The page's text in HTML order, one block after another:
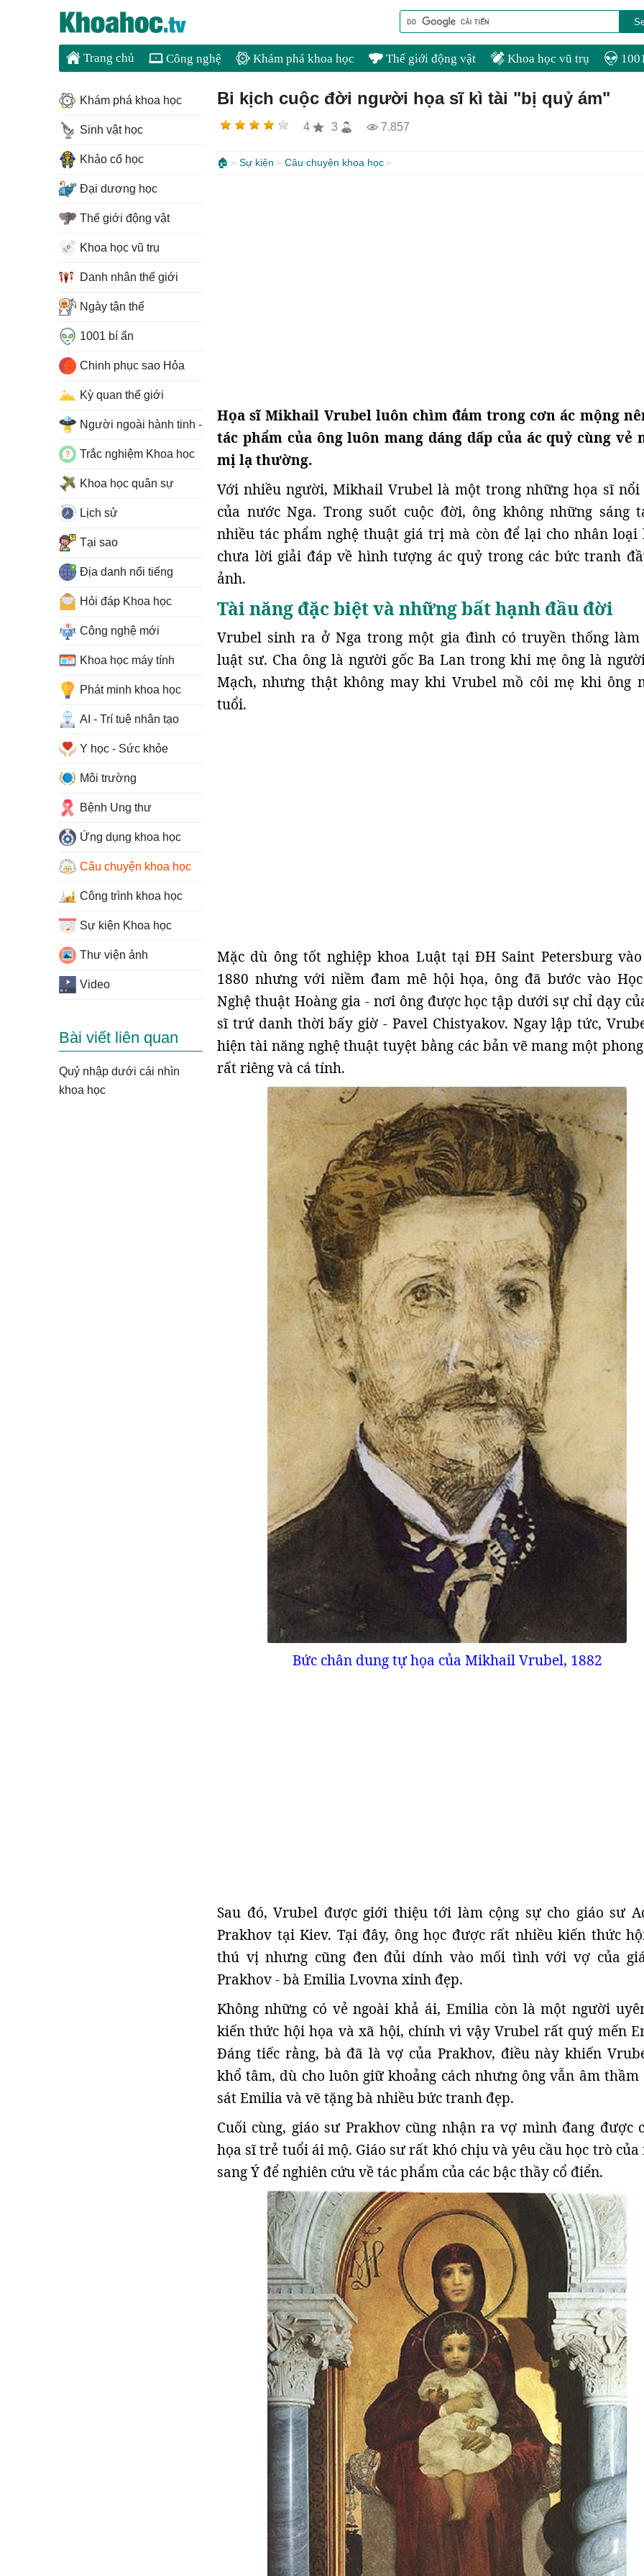
Trang chủ Công nghệ Khám phá khoa học Thế giới động vật Khoa học vũ trụ
Bi kịch cuộc đời người họa sĩ kì tài "bị quỷ ám"
4 3 7.857
🏠 Sự kiện Câu chuyện khoa học
Họa sĩ Mikhail Vrubel luôn chìm đắm trong cơn ác mộng
tác phẩm của ông luôn mang dáng dấp của ác quỷ cùng vẻ
mị lạ thường.
Với nhiều người, Mikhail Vrubel là một trong những họa sĩ nổi
của nước Nga. Trong suốt cuộc đời, ông không những sáng
nhiều tác phẩm nghệ thuật giá trị mà còn để lại cho nhân loại
chưa lời giải đáp về hình tượng ác quỷ trong các bức tranh
ảnh.
Tài năng đặc biệt và những bất hạnh đầu đời
Vrubel sinh ra ở Nga trong một gia đình có truyền thống làm
luật sư. Cha ông là người gốc Ba Lan trong khi mẹ ông là
Mạch, nhưng thật không may khi Vrubel mồ côi mẹ khi ông
tuổi.
Mặc dù ông tốt nghiệp khoa Luật tại ĐH Saint Petersburg
1880 nhưng với niềm đam mê hội họa, ông đã bước vào
Nghệ thuật Hoàng gia - nơi ông được học tập dưới sự chỉ dạy
sĩ trứ danh thời bấy giờ - Pavel Chistyakov. Ngay lập tức,
hiện tài năng nghệ thuật tuyệt bằng các bản vẽ mang một
rất riêng và cá tính.
Bức chân dung tự họa của Mikhail Vrubel, 1882
Sau đó, Vrubel được giới thiệu tới làm cộng sự cho giáo sư
Prakhov tại Kiev. Tại đây, ông học được rất nhiều kiến thức
thú vị nhưng cũng đen đủi dính vào mối tình với vợ của
Prakhov - bà Emilia Lvovna xinh đẹp.
Không những có vẻ ngoài khả ái, Emilia còn là một người
kiến thức hội họa và xã hội, chính vì vậy Vrubel rất quý mến
Đáng tiếc rằng, bà đã là vợ của Prakhov, điều này khiến
khổ tâm, dù cho luôn giữ khoảng cách nhưng ông vẫn âm thầm
sát Emilia và vẽ tặng bà nhiều bức tranh đẹp.
Cuối cùng, giáo sư Prakhov cũng nhận ra vợ mình đang được
họa sĩ trẻ tuổi ái mộ. Giáo sư rất khó chịu và yêu cầu học trò
sang Ý để nghiên cứu về tác phẩm của các bậc thầy cổ điển.
Khám phá khoa học
Sinh vật học
Khảo cổ học
Đại dương học
Thế giới động vật
Khoa học vũ trụ
Danh nhân thế giới
Ngày tận thế
1001 bí ẩn
Chinh phục sao Hỏa
Kỳ quan thế giới
Người ngoài hành tinh - UFO
Trắc nghiệm Khoa học
Khoa học quân sự
Lịch sử
Tại sao
Địa danh nổi tiếng
Hỏi đáp Khoa học
Công nghệ mới
Khoa học máy tính
Phát minh khoa học
AI - Trí tuệ nhân tạo
Y học - Sức khỏe
Môi trường
Bệnh Ung thư
Ứng dụng khoa học
Câu chuyện khoa học
Công trình khoa học
Sự kiện Khoa học
Thư viện ảnh
Video
Bài viết liên quan
Quỷ nhập dưới cái nhìn
khoa học